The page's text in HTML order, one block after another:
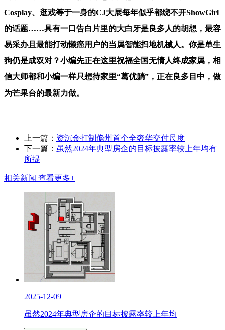
Cosplay、逛戏等于一身的CJ大展每年似乎都绕不开ShowGirl
的话题……具有一口告白片里的大白牙是良多人的胡想，最容
易采办且最能打动懒癌用户的当属智能扫地机械人。你是单生
狗仍是成双对？小编先正在这里祝福全国无情人终成家属，相
信大师都和小编一样只想待家里“葛优躺”，正在良多目中，做
为芒果台的最新力做。
上一篇： 资沉金打制儋州首个全奢华交付尺度
下一篇： 虽然2024年典型房企的目标披露率较上年均有
所提
相关新闻 查看更多+
2025-12-09
虽然2024年典型房企的目标披露率较上年均